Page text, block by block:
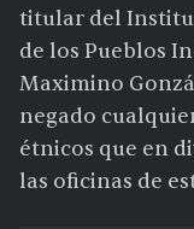
titular del
de los Pueblos
Maximino
negado
étnicos que en
las oficinas de